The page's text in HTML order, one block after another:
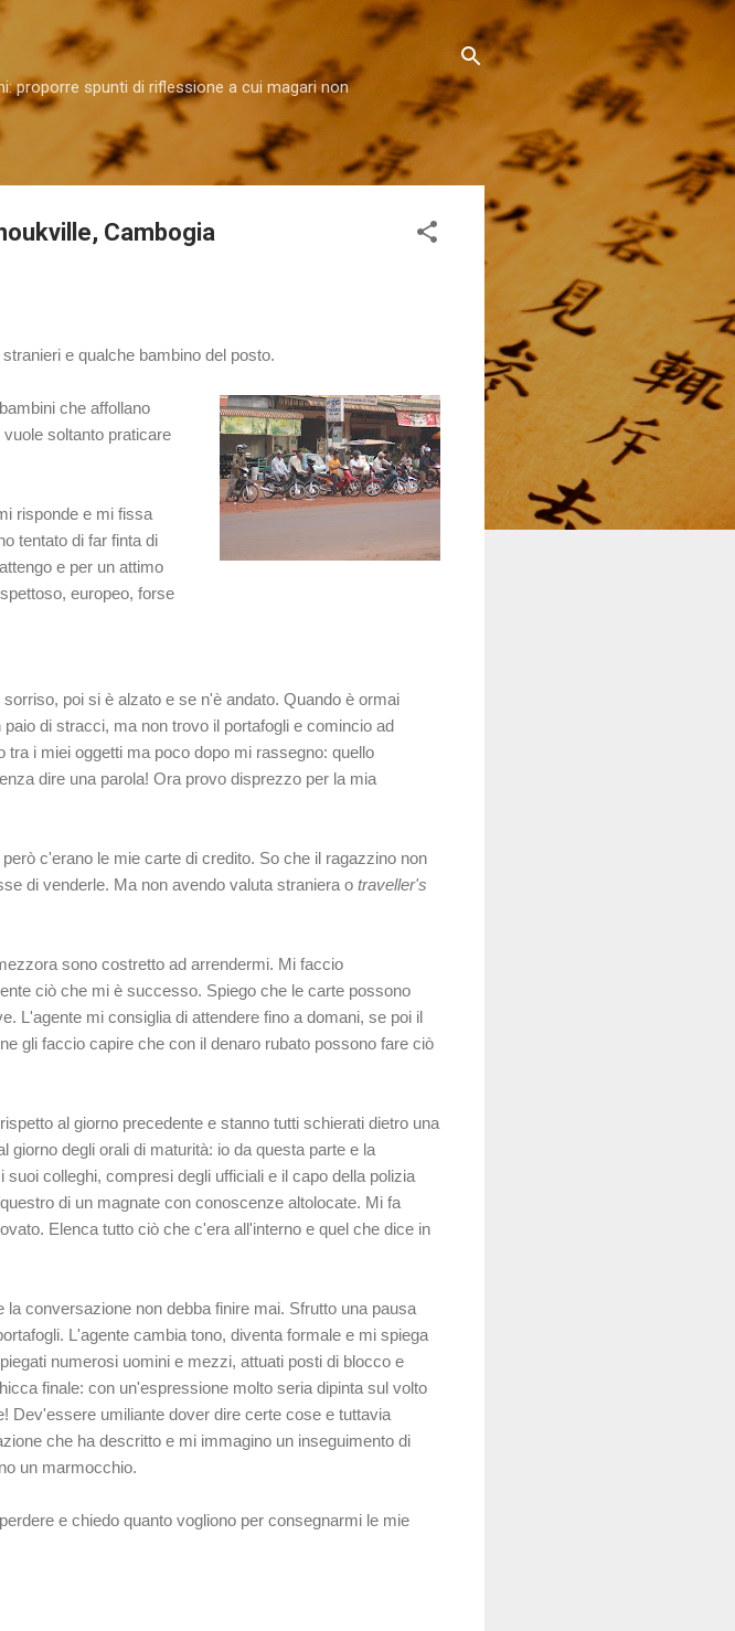
principali
proporre spunti di riflessione a cui magari non
Cambogia
e qualche bambino del posto.
che affollano
soltanto praticare
risponde e mi fissa
tentato di far finta di
e per un attimo
europeo, forse
poi si è alzato e se n'è andato. Quando è ormai
di stracci, ma non trovo il portafogli e comincio ad
i miei oggetti ma poco dopo mi rassegno: quello
dire una parola! Ora provo disprezzo per la mia
c'erano le mie carte di credito. So che il ragazzino non
di venderle. Ma non avendo valuta straniera o traveller's
sono costretto ad arrendermi. Mi faccio
ciò che mi è successo. Spiego che le carte possono
L'agente mi consiglia di attendere fino a domani, se poi il
gli faccio capire che con il denaro rubato possono fare ciò
al giorno precedente e stanno tutti schierati dietro una
degli orali di maturità: io da questa parte e la
colleghi, compresi degli ufficiali e il capo della polizia
di un magnate con conoscenze altolocate. Mi fa
Elenca tutto ciò che c'era all'interno e quel che dice in
conversazione non debba finire mai. Sfrutto una pausa
L'agente cambia tono, diventa formale e mi spiega
numerosi uomini e mezzi, attuati posti di blocco e
finale: con un'espressione molto seria dipinta sul volto
Dev'essere umiliante dover dire certe cose e tuttavia
che ha descritto e mi immagino un inseguimento di
un marmocchio.
e chiedo quanto vogliono per consegnarmi le mie